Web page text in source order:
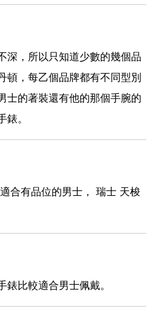
深，所以只知道少數的幾個品
頓，每乙個品牌都有不同型別
士的著裝還有他的那個手腕的
。
合有品位的男士， 瑞士 天梭
比較適合男士佩戴。